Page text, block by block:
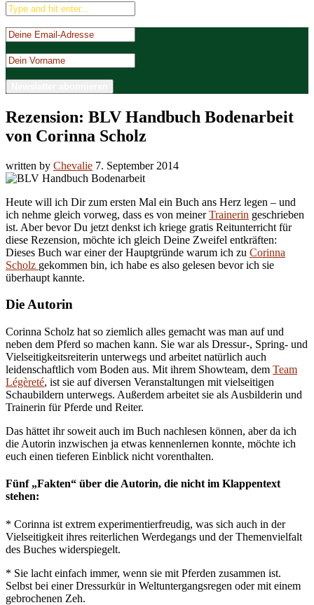
Rezension: BLV Handbuch Bodenarbeit
von Corinna Scholz
written by Chevalie 7. September 2014
Heute will ich Dir zum ersten Mal ein Buch ans Herz legen – und
ich nehme gleich vorweg, dass es von meinerTrainerin geschrieben
ist. Aber bevor Du jetzt denkst ich kriege gratis Reitunterricht für
diese Rezension, möchte ich gleich Deine Zweifel entkräften:
Dieses Buch war einer der Hauptgründe warum ich zu Corinna
Scholz gekommen bin, ich habe es also gelesen bevor ich sie
überhaupt kannte.
Die Autorin
Corinna Scholz hat so ziemlich alles gemacht was man auf und
neben dem Pferd so machen kann. Sie war als Dressur-, Spring- und
Vielseitigkeitsreiterin unterwegs und arbeitet natürlich auch
leidenschaftlich vom Boden aus. Mit ihrem Showteam, dem Team
Légèreté, ist sie auf diversen Veranstaltungen mit vielseitigen
Schaubildern unterwegs. Außerdem arbeitet sie als Ausbilderin und
Trainerin für Pferde und Reiter.
Das hättet ihr soweit auch im Buch nachlesen können, aber da ich
die Autorin inzwischen ja etwas kennenlernen konnte, möchte ich
euch einen tieferen Einblick nicht vorenthalten.
Fünf „Fakten“ über die Autorin, die nicht im Klappentext
stehen:
* Corinna ist extrem experimentierfreudig, was sich auch in der
Vielseitigkeit ihres reiterlichen Werdegangs und der Themenvielfalt
des Buches widerspiegelt.
* Sie lacht einfach immer, wenn sie mit Pferden zusammen ist.
Selbst bei einer Dressurkür in Weltuntergangsregen oder mit einem
gebrochenen Zeh.